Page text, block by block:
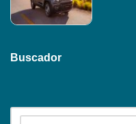
Buscador